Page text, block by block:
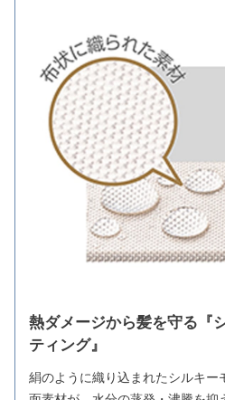
熱ダメージから髪を守る『
ティング』
絹のように織り込まれたシルキー